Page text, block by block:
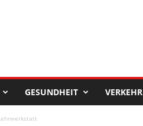
GESUNDHEIT VERKEHR